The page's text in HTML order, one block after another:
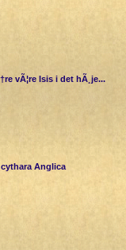
vÃ¦re Isis i det hÃ¸je...
Anglica